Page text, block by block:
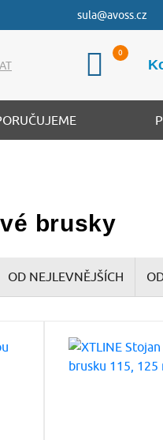
sula@avoss.cz
brusky
OD NEJLEVNĚJŠÍCH